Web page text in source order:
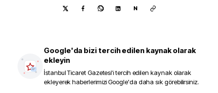
N
Google'da bizi tercih edilen kaynak olarak
ekleyin
İstanbul Ticaret Gazetesi'i tercih edilen kaynak olarak
ekleyerek haberlerimizi Google'da daha sık görebilirsiniz.